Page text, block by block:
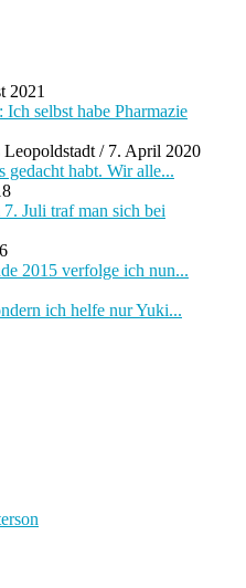
2021
selbst habe Pharmazie
/ 7. April 2020
gedacht habt. Wir alle...
Juli traf man sich bei
2015 verfolge ich nun...
ich helfe nur Yuki...